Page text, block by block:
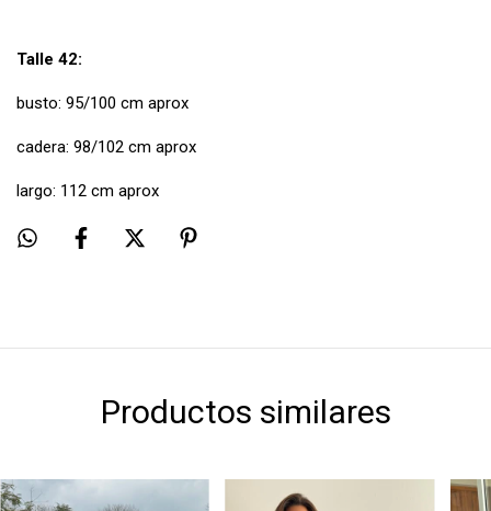
Talle 42:
busto: 95/100 cm aprox
cadera: 98/102 cm aprox
largo: 112 cm aprox
Productos similares